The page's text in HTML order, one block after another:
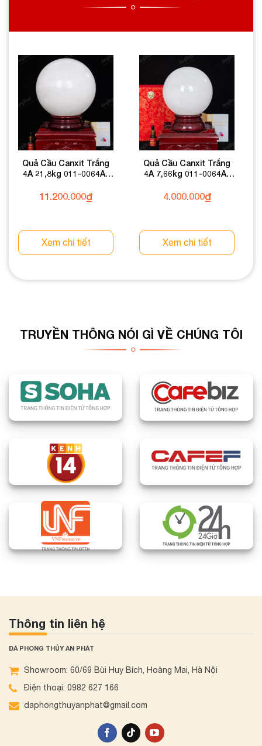
Quả Cầu Canxit Trắng
4A 21,8kg 011-0064A-
11.200.000₫
Xem chi tiết
Quả Cầu Canxit Trắng
4A 7,66kg 011-0064A-
4.000.000₫
Xem chi tiết
TRUYỀN THÔNG NÓI GÌ VỀ CHÚNG TÔI
Thông tin liên hệ
ĐÁ PHONG THỦY AN PHÁT
Showroom: 60/69 Bùi Huy Bích, Hoàng Mai, Hà Nội
Điện thoại: 0982 627 166
daphongthuyanphat@gmail.com